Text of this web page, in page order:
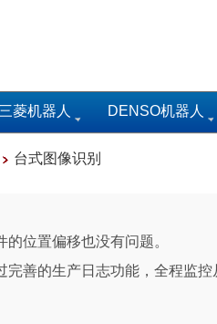
三菱机器人 DENSO机器人
台式图像识别
位置偏移也没有问题。
善的生产日志功能，全程监